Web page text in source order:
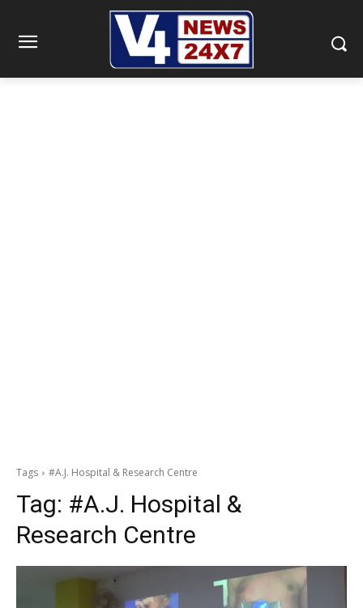
Tags #A.J. Hospital & Research Centre
Tag: #A.J. Hospital &
Research Centre